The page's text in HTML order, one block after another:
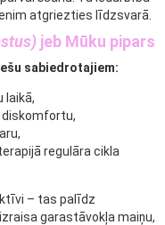
atgriezties līdzsvarā.
jeb Mūku pipars
sabiedrotajiem:
laikā,
regulāra cikla
– tas palīdz
garastāvokļa maiņu,